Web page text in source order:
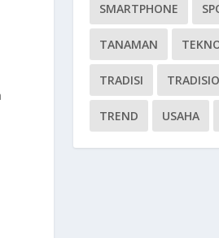
SMARTPHONE
TANAMAN
TRADISI
TREND USAHA